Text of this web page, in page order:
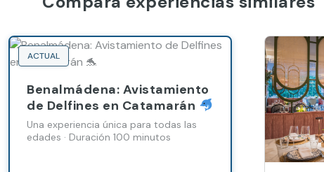
ACTUAL
Benalmádena: Avistamiento
de Delfines en Catamarán
Una experiencia única para todas las
edades · Duración 100 minutos